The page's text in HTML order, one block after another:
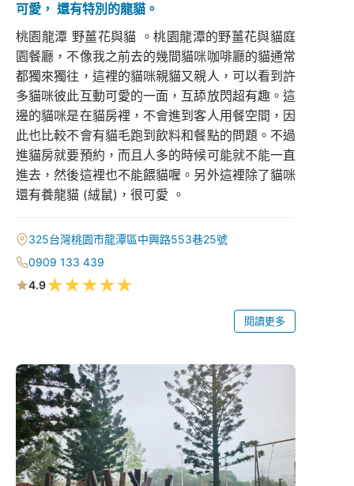
可愛， 還有特別的龍貓。
桃園龍潭 野薑花與貓 。桃園龍潭的野薑花與貓庭
園餐廳，不像我之前去的幾間貓咪咖啡廳的貓通常
都獨來獨往，這裡的貓咪親貓又親人，可以看到許
多貓咪彼此互動可愛的一面，互舔放閃超有趣。這
邊的貓咪是在貓房裡，不會進到客人用餐空間，因
此也比較不會有貓毛跑到飲料和餐點的問題。不過
進貓房就要預約，而且人多的時候可能就不能一直
進去，然後這裡也不能餵貓喔。另外這裡除了貓咪
還有養龍貓 (絨鼠)，很可愛 。
325台灣桃園市龍潭區中興路553巷25號
0909 133 439
4.9★★★★★
閱讀更多